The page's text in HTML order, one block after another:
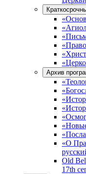
Архив
«О
Old
17th